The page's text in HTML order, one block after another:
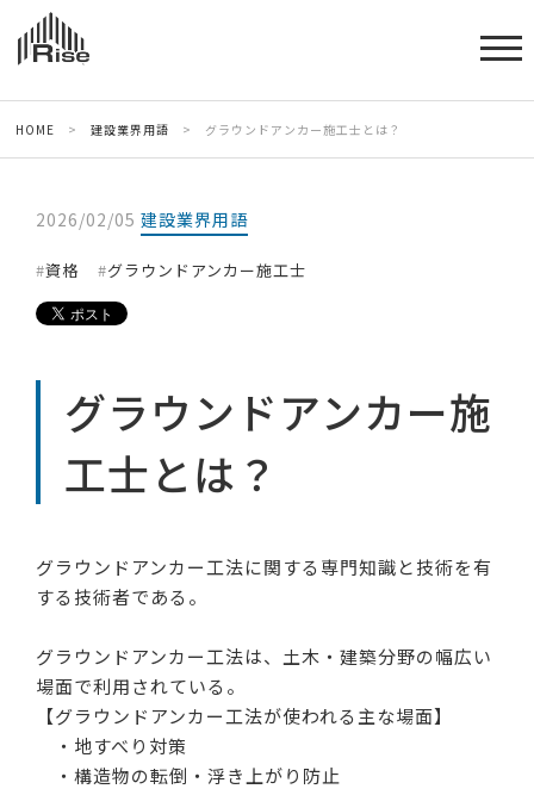
HOME > 建設業界用語 > グラウンドアンカー施工士とは？
2026/02/05 建設業界用語
資格 グラウンドアンカー施工士
グラウンドアンカー施
工士とは？
グラウンドアンカー工法に関する専門知識と技術を有
する技術者である。
グラウンドアンカー工法は、土木・建築分野の幅広い
場面で利用されている。
【グラウンドアンカー工法が使われる主な場面】
・地すべり対策
・構造物の転倒・浮き上がり防止